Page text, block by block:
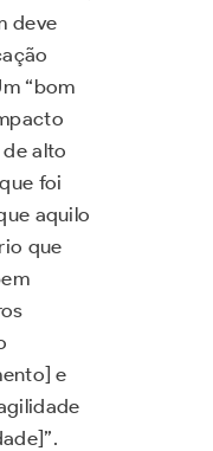
deve
“bom
alto
foi
aquilo
que
e